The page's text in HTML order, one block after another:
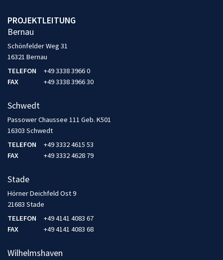
PROJEKTLEITUNG
Bernau
Schönfelder Weg 31
16321 Bernau
TELEFON
+49 3338 3966 0
FAX
+49 3338 3966 30
Schwedt
Passower Chaussee 111 Geb. K501
16303 Schwedt
TELEFON
+49 3332 4615 53
FAX
+49 3332 4628 79
Stade
Hörner Deichfeld Ost 9
21683 Stade
TELEFON
+49 4141 4083 67
FAX
+49 4141 4083 68
Wilhelmshaven